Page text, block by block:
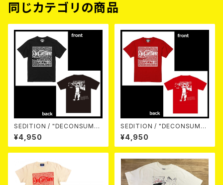
同じカテゴリの商品
SEDITION / "DECONSUME"
S/S Tee （Black）
¥4,950
SEDITION / "DECONSUME"
S/S Tee （Red）
¥4,950